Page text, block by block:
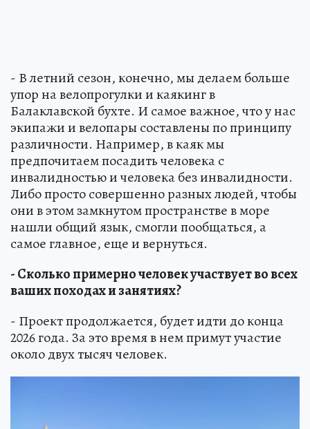
- В летний сезон, конечно, мы делаем больше
упор на велопрогулки и каякинг в
Балаклавской бухте. И самое важное, что у нас
экипажи и велопары составлены по принципу
различности. Например, в каяк мы
предпочитаем посадить человека с
инвалидностью и человека без инвалидности.
Либо просто совершенно разных людей, чтобы
они в этом замкнутом пространстве в море
нашли общий язык, смогли пообщаться, а
самое главное, еще и вернуться.
- Сколько примерно человек участвует во всех
ваших походах и занятиях?
- Проект продолжается, будет идти до конца
2026 года. За это время в нем примут участие
около двух тысяч человек.